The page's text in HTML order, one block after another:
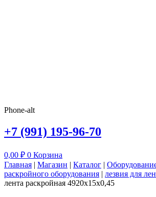
Phone-alt
+7 (991) 195-96-70
0,00 ₽ 0 Корзина
Главная | Магазин | Каталог |
раскройного оборудования | лезвия для
лента раскройная 4920х15х0,45